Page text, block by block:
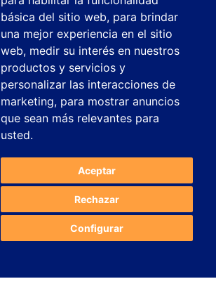
básica del sitio web, para brindar
una mejor experiencia en el sitio
web, medir su interés en nuestros
productos y servicios y
personalizar las interacciones de
marketing, para mostrar anuncios
que sean más relevantes para
usted.
Aceptar
Rechazar
Configurar